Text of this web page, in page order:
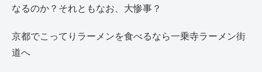
なるのか？それともなお、大惨事？
京都でこってりラーメンを食べるなら一乗寺ラーメン街
道へ